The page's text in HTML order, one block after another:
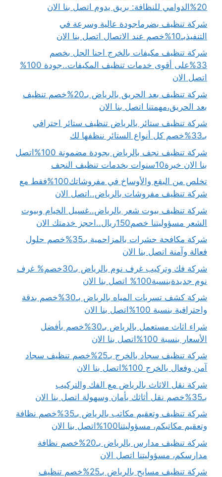
20%الدوامي للنظافة: بريق يدوم اتصل بنا الان
شركة تنظيف بضرماجودة عالية وسرعة في
التنفيذبـ10%خصم عند الاتصال اتصل بنا الان
شركة تنظيف مكيفات بالخرج احنا الحل بخصم
33%على أقوى خدمات تنظيف المكيفات..جودة 100%
اتصل الان
شركة تنظيف بعد الحريق بالرياض بـ20%خصم تنظيف
بعد الحريق،مهمتنا اتصل بنا الان
شركة تنظيف ستائر بالرياض تنظيف ستائر احترافي
بـ33%خصم كل أنواع الستائر ننظفها لك
شركة تنظيف نجف بالرياض بجودة مضمونة 100%اتصل
بنا الان خبرة10سنوات بخدمات تنظيف النجف
تخلص من البقع والأوساخ في مفروشاتك100%فقط مع
شركة تنظيف مفروشات بالرياض..اتصل الان
شركة تنظيف بيوت شعر بالرياض..غسيل الخيام وبيوت
الشعر مسؤوليتنا خصم150ريال..احجز خدمتك الان
شركة مكافحة حشرات بالمزاحمية بـ35%خصم حلول
فعالة وآمنة اتصل بنا الان
شركة فك وتركيب غرف نوم بالرياض بـ30خصم% غرف
نوم جديدةبنسبة100% اتصل بنا الان
شركة كشف تسربات المياه بالرياض بـ30%خصم بدقة
واحترافية بنسبة 100%اتصل بنا الان
شراء اثاث مستعمل بالرياض بـ30%خصم بأفضل
الأسعار بنسبة 100%اتصل بنا الان
شركة تنظيف سجاد بالخرج بـ25%خصم تنظيف سجاد
آمن وفعال بالخرج 100%اتصل بنا الان
شركة نقل الاثاث بالرياض مع الفك والتركيب
بـ35%خصم نقل أثاثك بأمان وسهولة اتصل بنا الان
شركة تنظيف وتعقيم مكاتب بالرياض بـ35%خصم نظافة
وتعقيم مكاتبكم، مسؤوليتنا100%اتصل بنا الان
شركة تنظيف مدارس بالرياض بـ20%خصم نظافة
مدارسكم، مسؤوليتنا اتصل الان
شركة تنظيف مسابح بالرياض بـ25%خصم تنظيف